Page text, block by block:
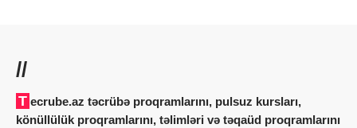
//
Tecrube.az təcrübə proqramlarını, pulsuz kursları,
könüllülük proqramlarını, təlimləri və təqaüd proqramlarını